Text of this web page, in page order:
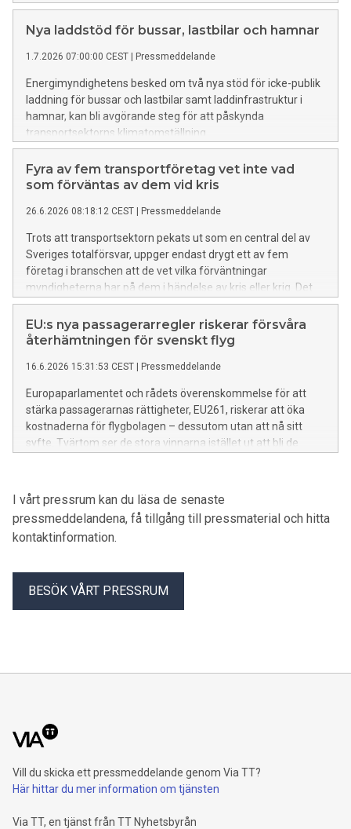
procent tycker att den fungerar ganska eller mycket bra.
Nya laddstöd för bussar, lastbilar och hamnar
1.7.2026 07:00:00 CEST Pressmeddelande
Energimyndighetens besked om två nya stöd för icke-publik
laddning för bussar och lastbilar samt laddinfrastruktur i
hamnar, kan bli avgörande steg för att påskynda
transportsektorns klimatomställning.
Fyra av fem transportföretag vet inte vad
som förväntas av dem vid kris
26.6.2026 08:18:12 CEST Pressmeddelande
Trots att transportsektorn pekats ut som en central del av
Sveriges totalförsvar, uppger endast drygt ett av fem
företag i branschen att de vet vilka förväntningar
myndigheterna har på dem i händelse av kris eller krig. Det
visar Transportföretagens Branschindex för andra kvartalet
2026.
EU:s nya passagerarregler riskerar försvåra
återhämtningen för svenskt flyg
16.6.2026 15:31:53 CEST Pressmeddelande
Europaparlamentet och rådets överenskommelse för att
stärka passagerarnas rättigheter, EU261, riskerar att öka
kostnaderna för flygbolagen – dessutom utan att nå sitt
syfte. Tvärtom ser de stora vinnarna istället ut att bli de
I vårt pressrum kan du läsa de senaste
pressmeddelandena, få tillgång till pressmaterial och hitta
kontaktinformation.
BESÖK VÅRT PRESSRUM
Vill du skicka ett pressmeddelande genom Via TT?
Här hittar du mer information om tjänsten
Via TT, en tjänst från TT Nyhetsbyrån